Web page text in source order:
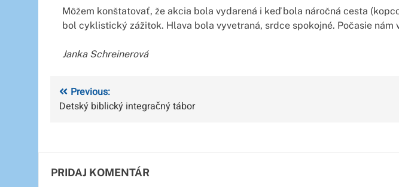
Môžem konštatovať, že akcia bola vydarená i keď bola náročná cesta
bol cyklistický zážitok. Hlava bola vyvetraná, srdce spokojné. Počasie
Janka Schreinerová
Navigácia
v
Previous:
Detský biblický integračný tábor
PRIDAJ KOMENTÁR